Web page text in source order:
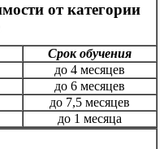
от категории
Срок обучения
до 4 месяцев
до 6 месяцев
до 7,5 месяцев
до 1 месяца